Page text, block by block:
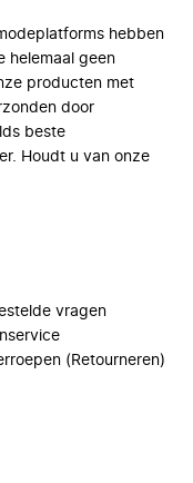
hebben
helemaal geen
producten met
door
beste
Houdt u van onze
vragen
(Retourneren)